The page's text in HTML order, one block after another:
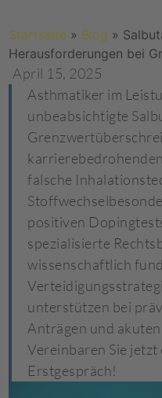
Startseite » Blog »
Herausforderungen bei
April 15, 2025
Asthmatiker im
unbeabsichtigte
falsche
positiven
spezialisierte
wissenschaftlich
unterstützen bei
Anträgen und
Vereinbaren Sie
Erstgespräch!